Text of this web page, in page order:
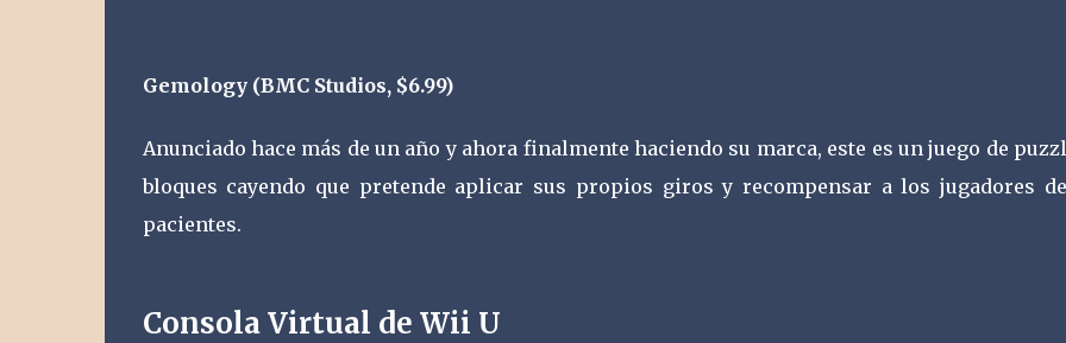
Gemology (BMC Studios, $6.99)
Anunciado hace más de un año y ahora finalmente haciendo su marca, este es un juego de
bloques cayendo que pretende aplicar sus propios giros y recompensar a los jugadores
pacientes.
Consola Virtual de Wii U